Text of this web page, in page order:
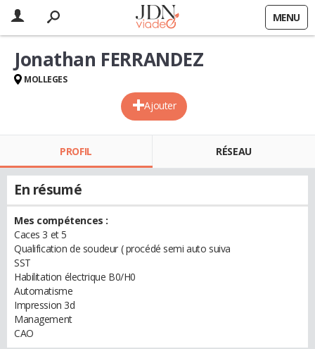
MENU
Ajouter
Jonathan FERRANDEZ
MOLLEGES
PROFIL RÉSEAU
En résumé
Mes compétences :
Caces 3 et 5
Qualification de soudeur ( procédé semi auto suiva
SST
Habilitation électrique B0/H0
Automatisme
Impression 3d
Management
CAO